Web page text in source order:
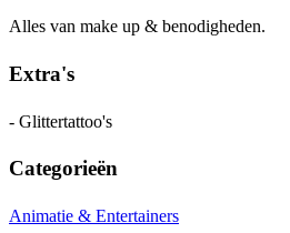
Alles van make up & benodigheden.
Extra's
- Glittertattoo's
Categorieën
Animatie & Entertainers